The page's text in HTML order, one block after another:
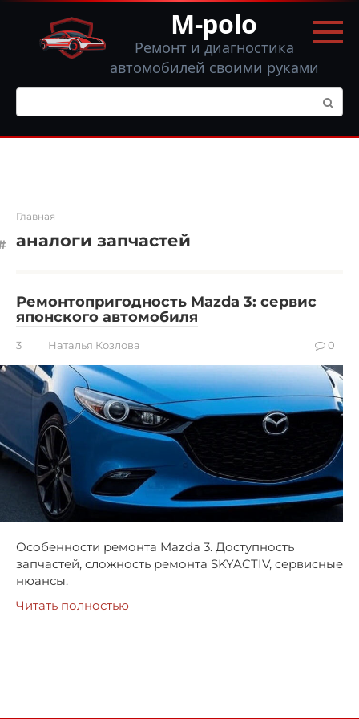
Перейти
контенту
M-polo
Ремонт и диагностика
автомобилей своими руками
Поиск:
Главная
аналоги запчастей
Ремонтопригодность Mazda 3: сервис
японского автомобиля
3 Наталья Козлова 0
Особенности ремонта Mazda 3. Доступность
запчастей, сложность ремонта SKYACTIV, сервисные
нюансы.
Читать полностью